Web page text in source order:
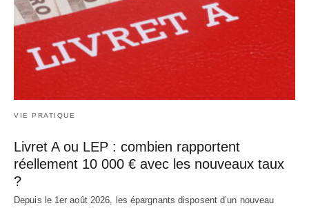
VIE PRATIQUE
Livret A ou LEP : combien rapportent
réellement 10 000 € avec les nouveaux taux
?
Depuis le 1er août 2026, les épargnants disposent d’un nouveau